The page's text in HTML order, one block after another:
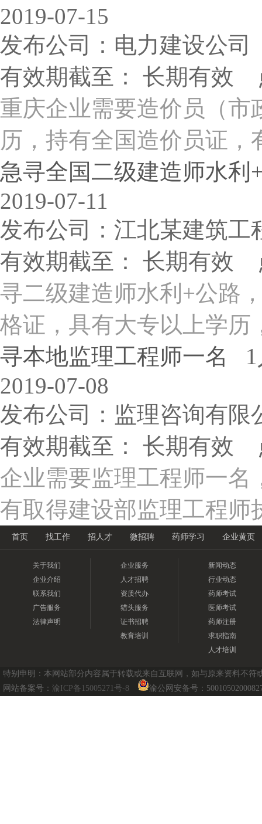
2019-07-15
发布公司：电力建设公司
有效期截至： 长期有效
重庆企业需要造价员（市
历，持有全国造价员证，
急寻全国二级建造师水利
2019-07-11
发布公司：江北某建筑工
有效期截至： 长期有效
寻二级建造师水利+公路
格证，具有大专以上学历
寻本地监理工程师一名
1
2019-07-08
发布公司：监理咨询有限
有效期截至： 长期有效
企业需要监理工程师一名
有取得建设部监理工程师
首页 找工作 招人才 微招聘 药师学习 企业黄页
关于我们
企业介绍
联系我们
广告服务
法律声明
企业服务
人才招聘
资质代办
猎头服务
证书招聘
教育培训
新闻动态
行业动态
药师考试
医师考试
药师注册
求职指南
人才培训
特别申明：本网站部分内容属于转载或来自互联网，如与原来资料不
网站备案号： 渝ICP备15005271号-8 渝公网安备号：